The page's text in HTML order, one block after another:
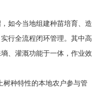
如今当地组建种苗培育、造
行全流程闭环管理。其中高
、灌溉功能于一体，作业效
种特性的本地农户参与管